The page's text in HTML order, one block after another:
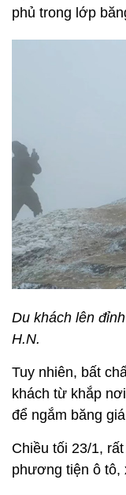
phủ trong lớp
Du khách lên
H.N.
Tuy nhiên, bất
khách từ khắp
để ngắm băng
Chiều tối 23/1,
phương tiện ô tô,